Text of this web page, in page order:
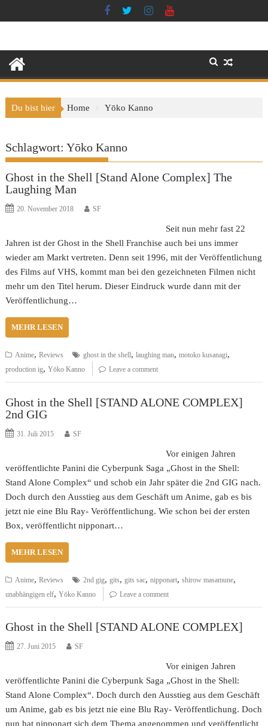
to
Du bist hier Home Yōko Kanno
Schlagwort:Yōko Kanno
Ghost in the Shell [Stand Alone Complex] The
Laughing Man
20. November 2018 SF
Seit nun mehr fast 22
Jahren ist der Ghost in the Shell Franchise auch bei uns immer
wieder am Markt vertreten. Denn seit 1996, mit der Veröffentlichung
des Films auf VHS, kommt man bei den gezeichneten Filmen nicht
mehr um den Titel herum. Dieser Eindruck wurde dann mit der
Veröffentlichung…
MEHR LESEN
Anime,Reviews ghost in the shell,laughing man,motoko kusanagi,
production ig,Yōko Kanno Leave a comment
Ghost in the Shell [STAND ALONE COMPLEX]
2nd GIG
31. Juli 2015 SF
Vor einigen Jahren
veröffentlichte Panini die Cyberpunk Saga „Ghost in the Shell:
Stand Alone Complex“ und schob ein Jahr später die 2nd GIG nach.
Doch durch den Ausstieg aus dem Geschäft um Anime, gab es bis
jetzt nie eine Blu Ray- Veröffentlichung. Wie schon bei der ersten
Box, veröffentlicht nipponart…
MEHR LESEN
Anime,Reviews 2nd gig,gits,gits sac,nipponart,shirow masamune,
unabhängigen elf,Yōko Kanno Leave a comment
Ghost in the Shell [STAND ALONE COMPLEX]
27. Juni 2015 SF
Vor einigen Jahren
veröffentlichte Panini die Cyberpunk Saga „Ghost in the Shell:
Stand Alone Complex“. Doch durch den Ausstieg aus dem Geschäft
um Anime, gab es bis jetzt nie eine Blu Ray- Veröffentlichung. Doch
nun hat nipponart sich dem Thema angenommen und veröffentlicht